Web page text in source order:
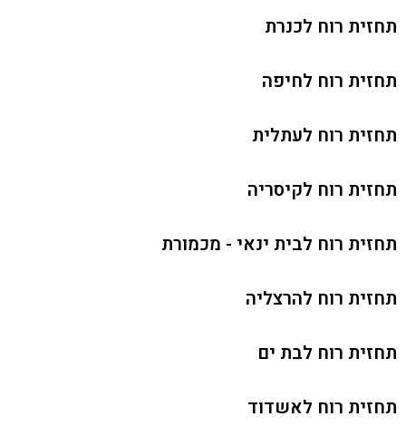
תחזית רוח לכנרת
תחזית רוח לחיפה
תחזית רוח לעתלית
תחזית רוח לקיסריה
תחזית רוח לבית ינאי - מכמורת
תחזית רוח להרצליה
תחזית רוח לבת ים
תחזית רוח לאשדוד